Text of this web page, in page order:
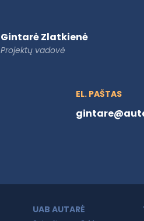
Gintarė Zlatkienė
Projektų vadovė
EL. PAŠTAS
UAB AUTARĖ